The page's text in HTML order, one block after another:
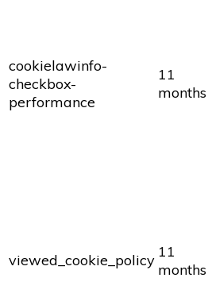
cookielawinfo-
checkbox-
performance
11
months
viewed_cookie_policy 11
months